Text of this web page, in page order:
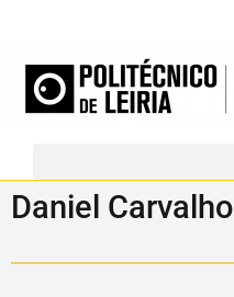
Daniel Carvalho